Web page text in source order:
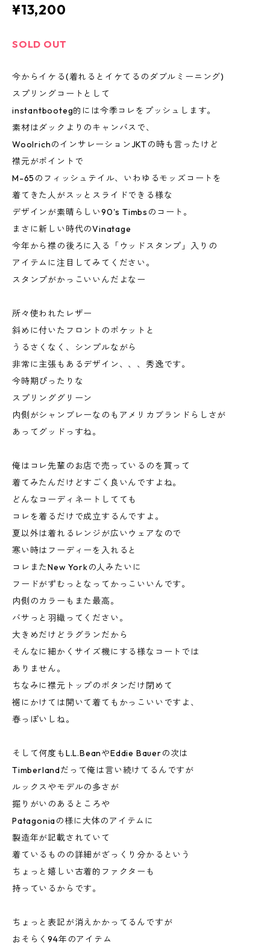
¥13,200
SOLD OUT
今からイケる(着れるとイケてるのダブルミーニング)
スプリングコートとして
instantbooteg的には今季コレをプッシュします。
素材はダックよりのキャンバスで、
WoolrichのインサレーションJKTの時も言ったけど
襟元がポイントで
M-65のフィッシュテイル、いわゆるモッズコートを
着てきた人がスッとスライドできる様な
デザインが素晴らしい90's Timbsのコート。
まさに新しい時代のVinatage
今年から襟の後ろに入る「ウッドスタンプ」入りの
アイテムに注目してみてください。
スタンプがかっこいいんだよなー
所々使われたレザー
斜めに付いたフロントのポケットと
うるさくなく、シンプルながら
非常に主張もあるデザイン、、、秀逸です。
今時期ぴったりな
スプリンググリーン
内側がシャンブレーなのもアメリカブランドらしさが
あってグッドっすね。
俺はコレ先輩のお店で売っているのを買って
着てみたんだけどすごく良いんですよね。
どんなコーディネートしてても
コレを着るだけで成立するんですよ。
夏以外は着れるレンジが広いウェアなので
寒い時はフーディーを入れると
コレまたNew Yorkの人みたいに
フードがずむっとなってかっこいいんです。
内側のカラーもまた最高。
バサっと羽織ってください。
大きめだけどラグランだから
そんなに細かくサイズ機にする様なコートでは
ありません。
ちなみに襟元トップのボタンだけ閉めて
裾にかけては開いて着てもかっこいいですよ、
春っぽいしね。
そして何度もL.L.BeanやEddie Bauerの次は
Timberlandだって俺は言い続けてるんですが
ルックスやモデルの多さが
掘りがいのあるところや
Patagoniaの様に大体のアイテムに
製造年が記載されていて
着ているものの詳細がざっくり分かるという
ちょっと嬉しい古着的ファクターも
持っているからです。
ちょっと表記が消えかかってるんですが
おそらく94年のアイテム